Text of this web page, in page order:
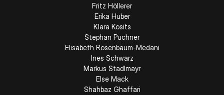
Fritz Höllerer
Erika Huber
Klara Kosits
Stephan Puchner
Elisabeth Rosenbaum-Medani
Ines Schwarz
Markus Stadlmayr
Else Mack
Shahbaz Ghaffari